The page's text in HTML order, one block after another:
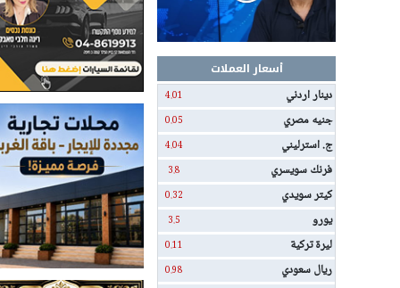
أسعار العملات
دينار اردني
4.01
جنيه مصري 0.05
ج. استرليني 4.04
فرنك سويسري 3.8
كيتر سويدي 0.32
يورو 3.5
ليرة تركية 0.11
ريال سعودي 0.98